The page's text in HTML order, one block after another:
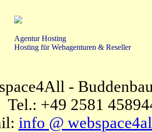
Agentur Hosting
Hosting für Webagenturen & Reseller
-
Tel.: +49 2581
info @